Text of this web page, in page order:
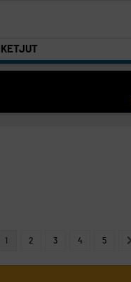
1 2 3 4 5